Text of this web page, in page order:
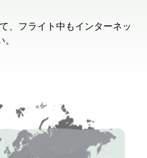
、フライト中もインターネッ